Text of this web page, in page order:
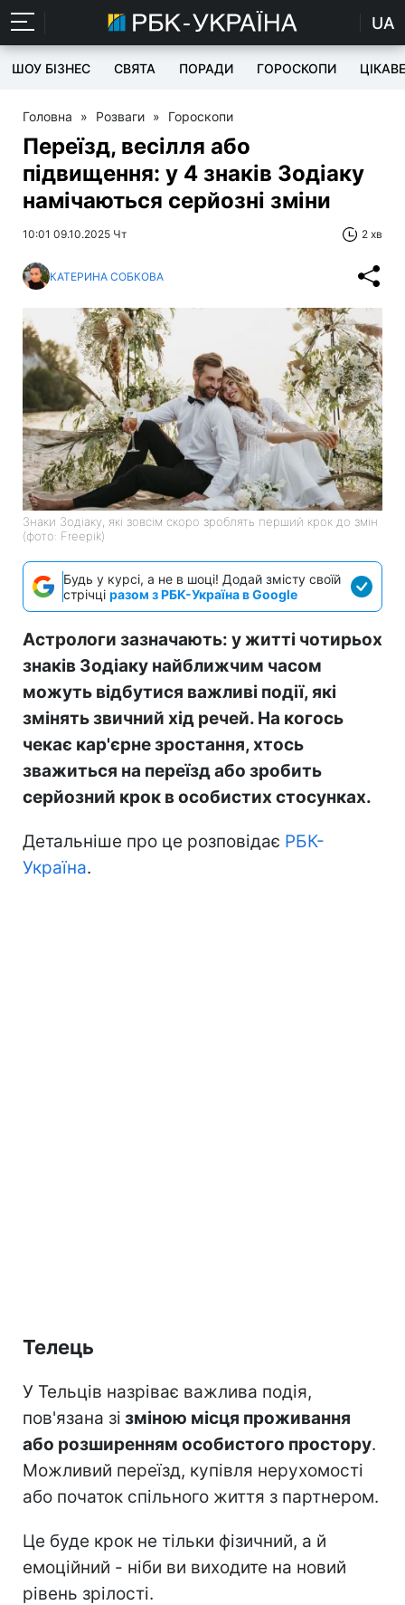
UA
ШОУ БІЗНЕС СВЯТА ПОРАДИ ГОРОСКОПИ ЦІКАВЕ
Головна » Розваги » Гороскопи
Переїзд, весілля або
підвищення: у 4 знаків Зодіаку
намічаються серйозні зміни
10:01 09.10.2025 Чт 2 хв
КАТЕРИНА СОБКОВА
Знаки Зодіаку, які зовсім скоро зроблять перший крок до змін
(фото: Freepik)
Будь у курсі, а не в шоці! Додай змісту своїй
стрічці разом з РБК-Україна в Google
Астрологи зазначають: у житті чотирьох
знаків Зодіаку найближчим часом
можуть відбутися важливі події, які
змінять звичний хід речей. На когось
чекає кар'єрне зростання, хтось
зважиться на переїзд або зробить
серйозний крок в особистих стосунках.
Детальніше про це розповідає РБК-
Україна.
Телець
У Тельців назріває важлива подія,
пов'язана зі зміною місця проживання
або розширенням особистого простору.
Можливий переїзд, купівля нерухомості
або початок спільного життя з партнером.
Це буде крок не тільки фізичний, а й
емоційний - ніби ви виходите на новий
рівень зрілості.